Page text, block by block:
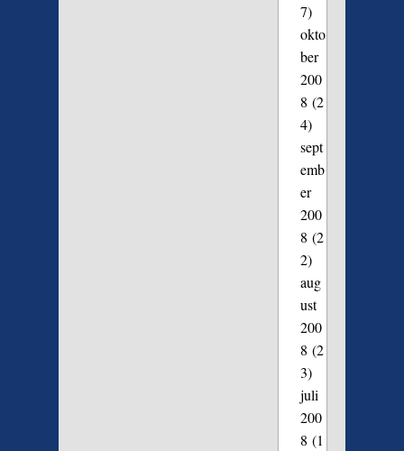
7)
okto
ber
200
8 (2
4)
sept
emb
er
200
8 (2
2)
aug
ust
200
8 (2
3)
juli
200
8 (1